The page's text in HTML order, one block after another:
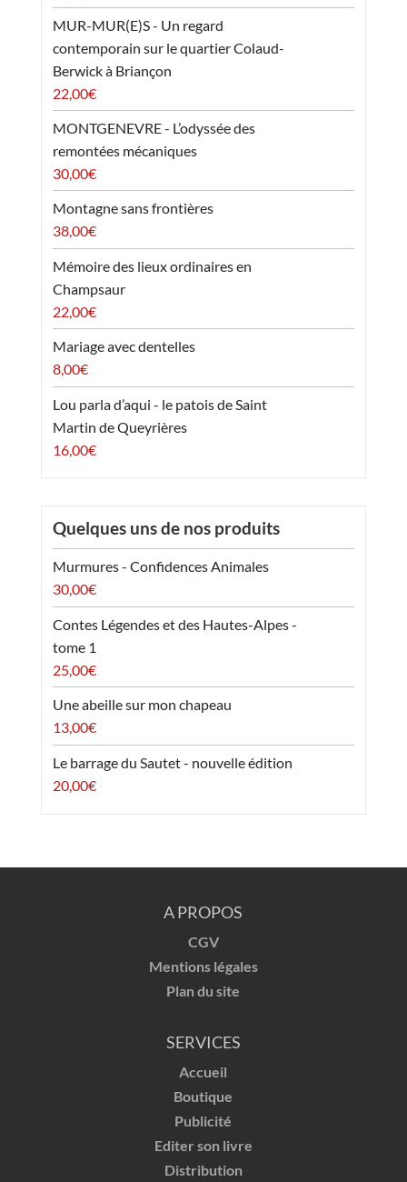
MUR-MUR(E)S - Un regard
contemporain sur le quartier Colaud-
Berwick à Briançon
22,00€
MONTGENEVRE - L’odyssée des
remontées mécaniques
30,00€
Montagne sans frontières
38,00€
Mémoire des lieux ordinaires en
Champsaur
22,00€
Mariage avec dentelles
8,00€
Lou parla d’aqui - le patois de Saint
Martin de Queyrières
16,00€
Quelques uns de nos produits
Murmures - Confidences Animales
30,00€
Contes Légendes et des Hautes-Alpes -
tome 1
25,00€
Une abeille sur mon chapeau
13,00€
Le barrage du Sautet - nouvelle édition
20,00€
A PROPOS
CGV
Mentions légales
Plan du site
SERVICES
Accueil
Boutique
Publicité
Editer son livre
Distribution